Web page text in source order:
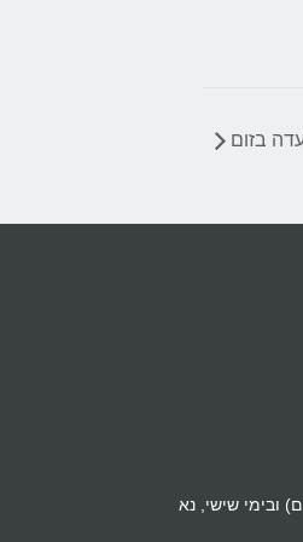
בזום
ובימי שישי, נא